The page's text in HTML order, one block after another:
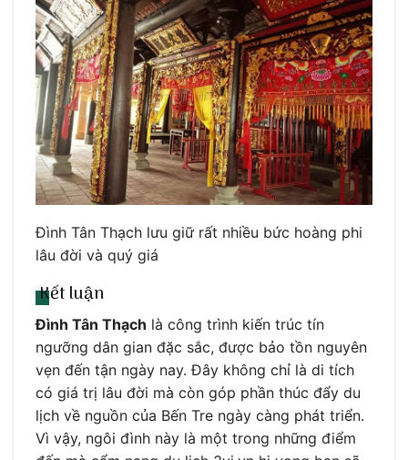
Đình Tân Thạch lưu giữ rất nhiều bức hoàng phi
lâu đời và quý giá
Kết luận
Đình Tân Thạch là công trình kiến trúc tín
ngưỡng dân gian đặc sắc, được bảo tồn nguyên
vẹn đến tận ngày nay. Đây không chỉ là di tích
có giá trị lâu đời mà còn góp phần thúc đẩy du
lịch về nguồn của Bến Tre ngày càng phát triển.
Vì vậy, ngôi đình này là một trong những điểm